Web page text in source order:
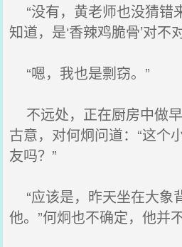
“没有，黄老师也没猜错
知道，是‘香辣鸡脆骨’对不
“嗯，我也是剽窃。”
不远处，正在厨房中做
古意，对何炯问道：“这个
友吗？”
“应该是，昨天坐在大象
他。”何炯也不确定，他并